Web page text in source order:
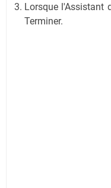
Lorsque l'Assistant
Terminer.